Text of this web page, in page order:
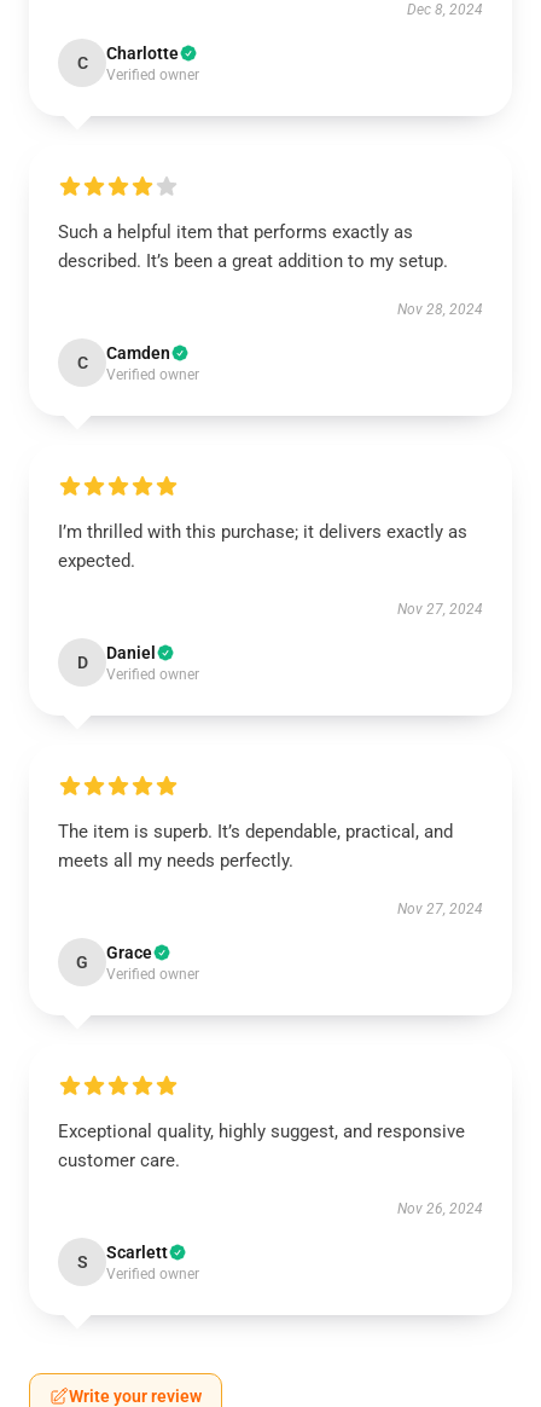
Dec 8, 2024
C Charlotte
Verified owner
Such a helpful item that performs exactly as
described. It’s been a great addition to my setup.
Nov 28, 2024
C Camden
Verified owner
I’m thrilled with this purchase; it delivers exactly as
expected.
Nov 27, 2024
D Daniel
Verified owner
The item is superb. It’s dependable, practical, and
meets all my needs perfectly.
Nov 27, 2024
G Grace
Verified owner
Exceptional quality, highly suggest, and responsive
customer care.
Nov 26, 2024
S Scarlett
Verified owner
Write your review